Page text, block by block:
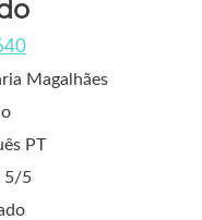
Magalhães
PT
5/5